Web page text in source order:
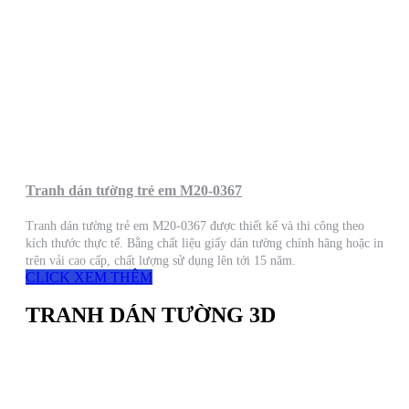
Tranh dán tường trẻ em M20-0367
Tranh dán tường trẻ em M20-0367 được thiết kế và thi công theo
kích thước thực tế. Bằng chất liệu giấy dán tường chính hãng hoặc in
trên vải cao cấp, chất lượng sử dụng lên tới 15 năm.
CLICK XEM THÊM
TRANH DÁN TƯỜNG 3D